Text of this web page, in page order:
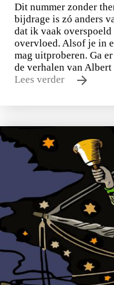
Dit nummer zonder
bijdrage is zó anders
dat ik vaak
overvloed. Alsof je in
mag uitproberen. Ga
de verhalen van
Lees verder